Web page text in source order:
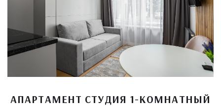
АПАРТАМЕНТ СТУДИЯ 1-КОМНАТНЫЙ